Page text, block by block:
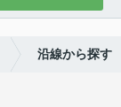
沿線から探す